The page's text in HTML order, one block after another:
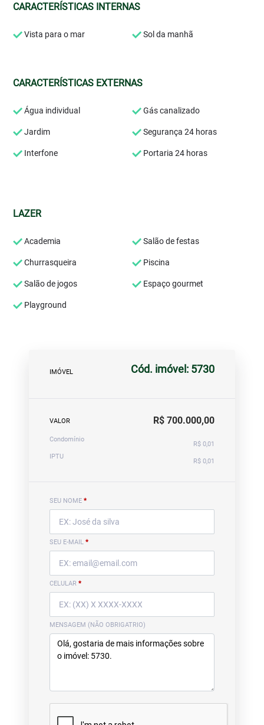
CARACTERÍSTICAS INTERNAS
Vista para o mar Sol da manhã
CARACTERÍSTICAS EXTERNAS
Água individual Gás canalizado
Jardim Segurança 24 horas
Interfone Portaria 24 horas
LAZER
Academia Salão de festas
Churrasqueira Piscina
Salão de jogos Espaço gourmet
Playground
IMÓVEL Cód. imóvel: 5730
VALOR R$ 700.000,00
Condomínio
R$ 0,01
IPTU
R$ 0,01
SEU NOME *
SEU E-MAIL *
CELULAR *
MENSAGEM (NÃO OBRIGATRIO)